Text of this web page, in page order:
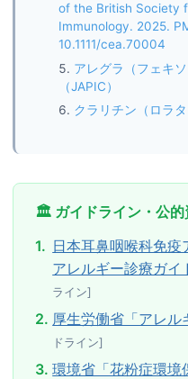
of the British Society
Immunology. 2025.
10.1111/cea.70004
アレグラ（フェキ
（JAPIC）
クラリチン（ロラ
🏛️ ガイドライン・公的
1. 日本耳鼻咽喉科免
アレルギー診療ガイ
ライン]
2. 厚生労働省「アレル
ドライン]
3. 環境省「花粉症環境